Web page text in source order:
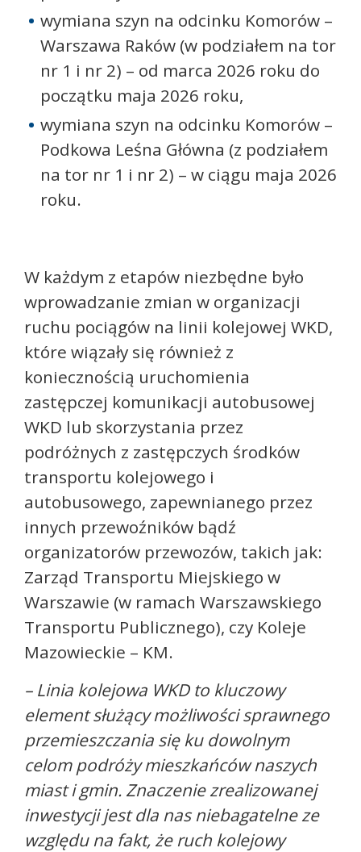
wymiana szyn na odcinku Komorów –
Warszawa Raków (w podziałem na tor
nr 1 i nr 2) – od marca 2026 roku do
początku maja 2026 roku,
wymiana szyn na odcinku Komorów –
Podkowa Leśna Główna (z podziałem
na tor nr 1 i nr 2) – w ciągu maja 2026
roku.
W każdym z etapów niezbędne było
wprowadzanie zmian w organizacji
ruchu pociągów na linii kolejowej WKD,
które wiązały się również z
koniecznością uruchomienia
zastępczej komunikacji autobusowej
WKD lub skorzystania przez
podróżnych z zastępczych środków
transportu kolejowego i
autobusowego, zapewnianego przez
innych przewoźników bądź
organizatorów przewozów, takich jak:
Zarząd Transportu Miejskiego w
Warszawie (w ramach Warszawskiego
Transportu Publicznego), czy Koleje
Mazowieckie – KM.
– Linia kolejowa WKD to kluczowy
element służący możliwości sprawnego
przemieszczania się ku dowolnym
celom podróży mieszkańców naszych
miast i gmin. Znaczenie zrealizowanej
inwestycji jest dla nas niebagatelne ze
względu na fakt, że ruch kolejowy